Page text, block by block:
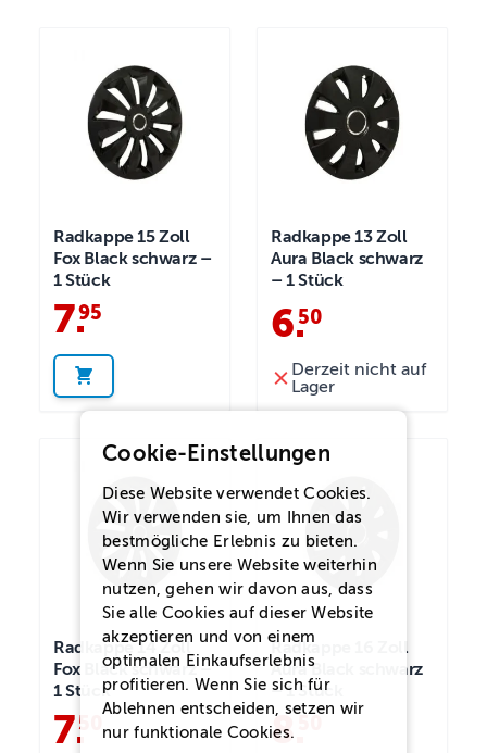
Radkappe 15 Zoll
Fox Black schwarz –
1 Stück
7.
95
Radkappe 13 Zoll
Aura Black schwarz
– 1 Stück
6.
50
Derzeit nicht auf
Lager
Radkappe 14 Zoll
Fox Black schwarz –
1 Stück
7.50
Radkappe 16 Zoll
Aura Black schwarz
– 1 Stück
8
Cookie-Einstellungen
Diese Website verwendet Cookies.
Wir verwenden sie, um Ihnen das
bestmögliche Erlebnis zu bieten.
Wenn Sie unsere Website weiterhin
nutzen, gehen wir davon aus, dass
Sie alle Cookies auf dieser Website
akzeptieren und von einem
optimalen Einkaufserlebnis
profitieren. Wenn Sie sich für
Ablehnen entscheiden, setzen wir
nur funktionale Cookies.